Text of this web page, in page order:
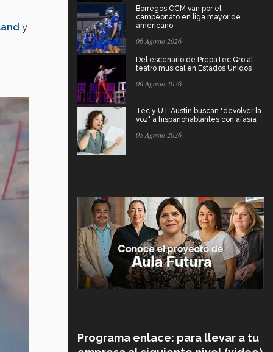
y
Borregos CCM van por el
campeonato en liga mayor de
americano
06 Agosto 2026
Del escenario de PrepaTec Qro al
teatro musical en Estados Unidos
06 Agosto 2026
Tec y UT Austin buscan "devolver la
voz" a hispanohablantes con afasia
05 Agosto 2026
Programa enlace: para llevar a tu